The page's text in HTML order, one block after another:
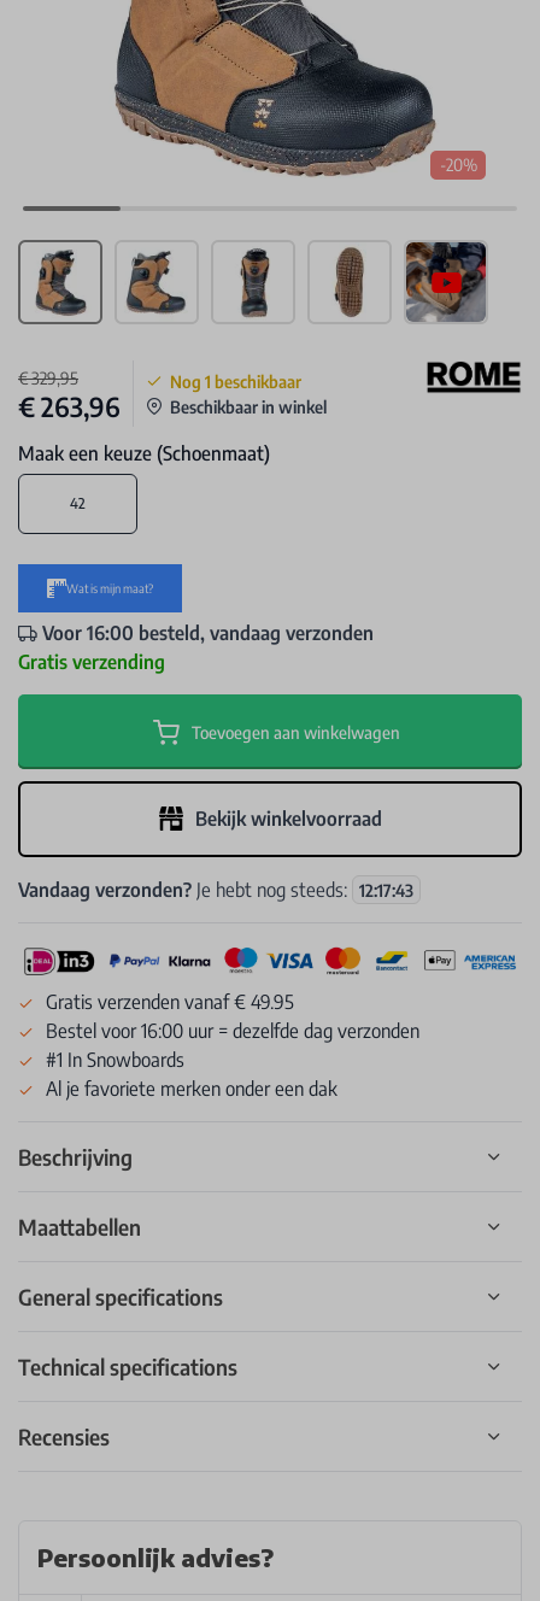
-20%
€ 329,95
€ 263,96
Nog 1 beschikbaar
Beschikbaar in winkel
Maak een keuze (Schoenmaat)
42
Voor 16:00 besteld, vandaag verzonden
Gratis verzending
Toevoegen aan winkelwagen
Bekijk winkelvoorraad
Vandaag verzonden? Je hebt nog steeds: 12:17:42
Gratis verzenden vanaf € 49.95
Bestel voor 16:00 uur = dezelfde dag verzonden
#1 In Snowboards
Al je favoriete merken onder een dak
Beschrijving
Maattabellen
General specifications
Technical specifications
Recensies
Persoonlijk advies?